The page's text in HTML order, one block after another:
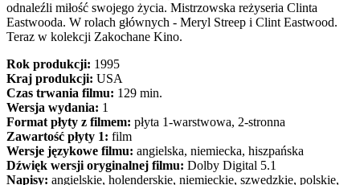
odnaleźli miłość swojego życia. Mistrzowska reżyseria Clinta
Eastwooda. W rolach głównych - Meryl Streep i Clint Eastwood.
Teraz w kolekcji Zakochane Kino.
Rok produkcji: 1995
Kraj produkcji: USA
Czas trwania filmu: 129 min.
Wersja wydania: 1
Format płyty z filmem: płyta 1-warstwowa, 2-stronna
Zawartość płyty 1: film
Wersje językowe filmu: angielska, niemiecka, hiszpańska
Dźwięk wersji oryginalnej filmu: Dolby Digital 5.1
Napisy: angielskie, holenderskie, niemieckie, szwedzkie, polskie,